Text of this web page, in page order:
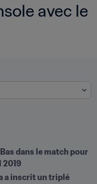
avec le
dans le match pour
2019
a inscrit un triplé